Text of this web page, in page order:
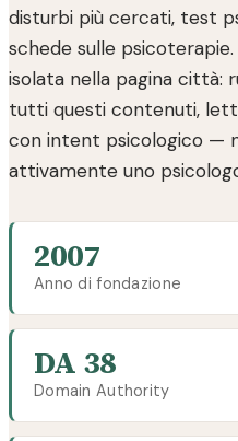
disturbi più cercati, test
schede sulle
isolata nella pagina città:
tutti questi contenuti,
con intent psicologico —
attivamente uno
2007
Anno di fondazione
DA 38
Domain Authority